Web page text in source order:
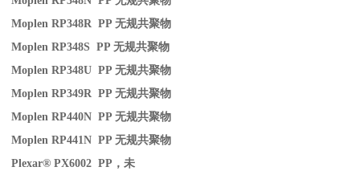
Moplen RP348R PP无规共聚物
Moplen RP348S PP无规共聚物
Moplen RP348U PP无规共聚物
Moplen RP349R PP无规共聚物
Moplen RP440N PP无规共聚物
Moplen RP441N PP无规共聚物
Plexar® PX6002 PP ，未